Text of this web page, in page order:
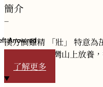
簡介
−
漢方滴雞精 「壯」 特意
的紅羽雞在台灣山上放
了解更多